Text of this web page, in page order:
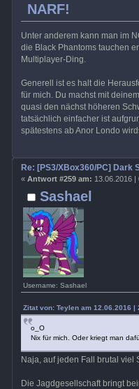
NARF!
Unter anderem kann man im
die Black Phantoms tauchen
Multiplayer-Ding.
Generell ist es halt die
für mich. Du machst mit
quasi den nächst höheren
tatsächlich einfacher ist
spätestens ab Anor Londo
Sashael
Username: Sashael
Re: [PS3/XBox360/PC] Dark
« Antwort #259 am: 13.06.2016 |
Zitat von: Teylen am 12.06.2016 |
o_O
Nix für mich. Oder kriegt man
Naja, auf jeden Fall brutal viel
Die Jagdgesellschaft bringt